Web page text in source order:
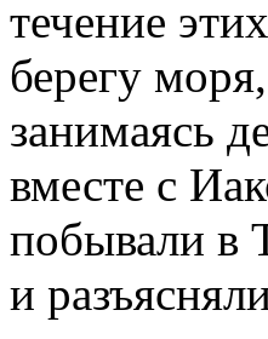
течение
берегу
занимаясь
вместе с
побывали в
и